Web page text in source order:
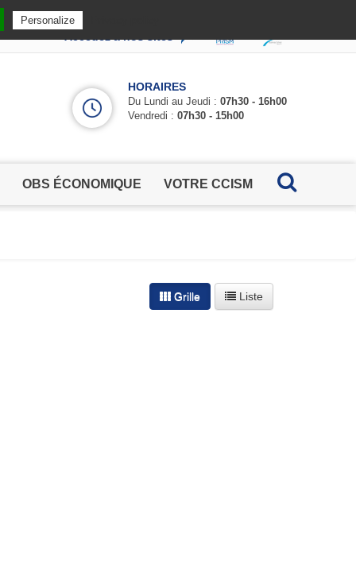
HORAIRES
Du Lundi au Jeudi : 07h30 - 16h00
Vendredi : 07h30 - 15h00
OBS ÉCONOMIQUE VOTRE CCISM
Grille Liste
Personalize